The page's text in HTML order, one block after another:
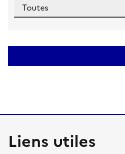
Liens utiles